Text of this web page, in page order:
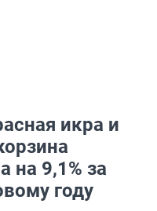
икра и
на 9,1% за
году